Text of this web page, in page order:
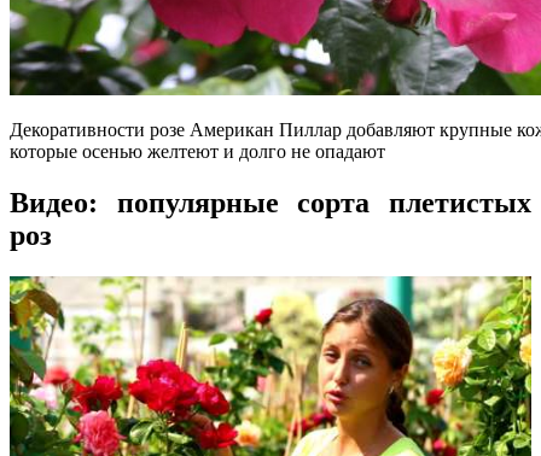
Декоративности розе Американ Пиллар добавляют крупные
которые осенью желтеют и долго не опадают
Видео: популярные сорта плетистых
роз